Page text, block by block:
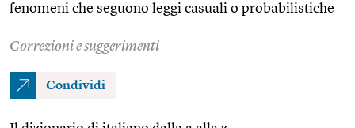
fenomeni che seguono leggi casuali o probabilistiche
Correzioni e suggerimenti
Condividi